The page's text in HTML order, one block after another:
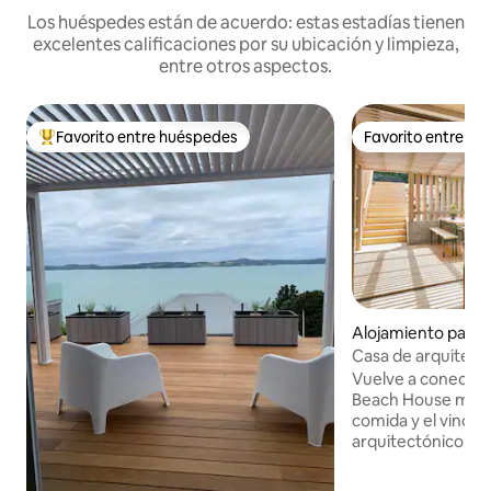
Los huéspedes están de acuerdo: estas estadías tienen
excelentes calificaciones por su ubicación y limpieza,
entre otros aspectos.
Favorito entre los huéspedes más destacados
Favorito entre huéspedes Favorito entre
Favorito entre
Alojamiento para
s en Waiheke
Casa de
diseño de
Vuelve a
Beach House
comida y el vino
arquitectónico en